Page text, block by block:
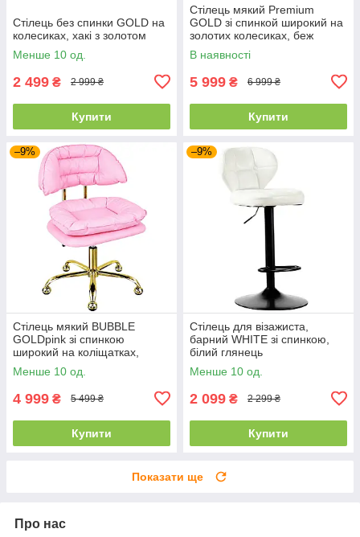
Стілець без спинки GOLD на
колесиках, хакі з золотом
Менше 10 од.
2 499 ₴ 2 999 ₴
Купити
Стілець мякий Premium
GOLD зі спинкой широкий на
золотих колесиках, беж
В наявності
5 999 ₴ 6 999 ₴
Купити
–9%
Стілець мякий BUBBLE
GOLDpink зі спинкою
широкий на коліщатках,
рожевий на золотій основі
Менше 10 од.
4 999 ₴ 5 499 ₴
Купити
–9%
Стілець для візажиста,
барний WHITE зі спинкою,
білий глянець
Менше 10 од.
2 099 ₴ 2 299 ₴
Купити
Показати ще
Про нас